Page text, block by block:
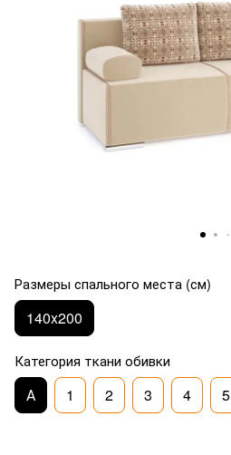
Размеры спального места (см)
140x200
Категория ткани обивки
А 1 2 3 4 5